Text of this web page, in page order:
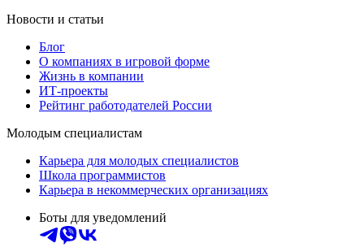
Новости и статьи
Блог
О компаниях в игровой форме
Жизнь в компании
ИТ-проекты
Рейтинг работодателей России
Молодым специалистам
Карьера для молодых специалистов
Школа программистов
Карьера в некоммерческих организациях
Боты для уведомлений